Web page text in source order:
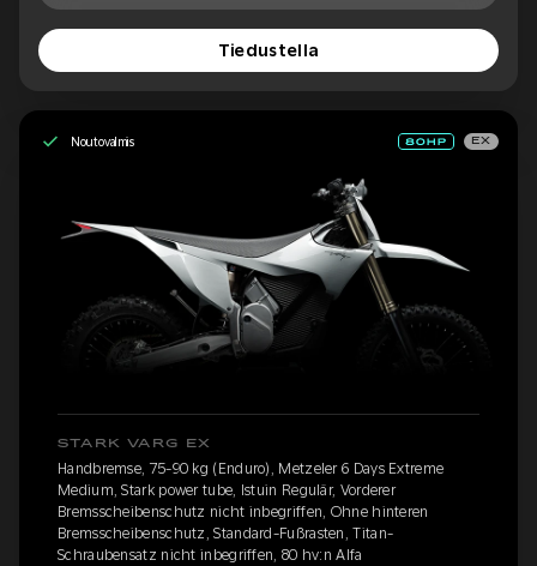
Tiedustella
Noutovalmis EX
STARK VARG EX
Handbremse, 75-90 kg (Enduro), Metzeler 6 Days Extreme
Medium, Stark power tube, Istuin Regulär, Vorderer
Bremsscheibenschutz nicht inbegriffen, Ohne hinteren
Bremsscheibenschutz, Standard-Fußrasten, Titan-
Schraubensatz nicht inbegriffen, 80 hv:n Alfa